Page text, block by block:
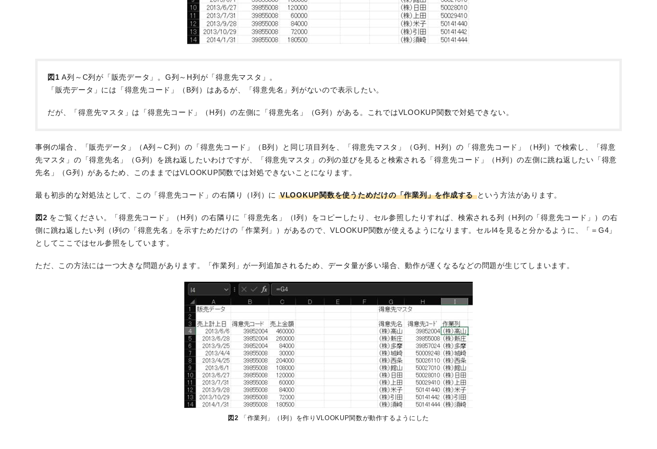
図1A列～C列が「販売データ」。G列～H列が「得意先マスタ」。
「販売データ」には「得意先コード」（B列）はあるが、「得意先名」列がないので表示したい。
だが、「得意先マスタ」は「得意先コード」（H列）の左側に「得意先名」（G列）がある。これではVLOOKUP関数で対処できない。
事例の場合、「販売データ」（A列～C列）の「得意先コード」（B列）と同じ項目列を、「得意先マスタ」（G列、H列）の「得意先コード」（H列）で検索し、「得意
先マスタ」の「得意先名」（G列）を跳ね返したいわけですが、「得意先マスタ」の列の並びを見ると検索される「得意先コード」（H列）の左側に跳ね返したい「得意
先名」（G列）があるため、このままではVLOOKUP関数では対処できないことになります。
最も初歩的な対処法として、この「得意先コード」の右隣り（I列）に VLOOKUP関数を使うためだけの「作業列」を作成するという方法があります。
図2 をご覧ください。「得意先コード」（H列）の右隣りに「得意先名」（I列）をコピーしたり、セル参照したりすれば、検索される列（H列の「得意先コード」）の右
側に跳ね返したい列（I列の「得意先名」を示すためだけの「作業列」）があるので、VLOOKUP関数が使えるようになります。セルI4を見ると分かるように、「＝G4」
としてここではセル参照をしています。
ただ、この方法には一つ大きな問題があります。「作業列」が一列追加されるため、データ量が多い場合、動作が遅くなるなどの問題が生じてしまいます。
図2 「作業列」（I列）を作りVLOOKUP関数が動作するようにした